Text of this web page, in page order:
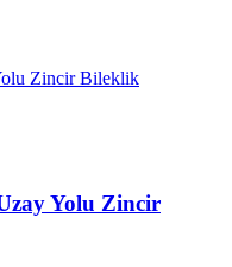
Yolu Zincir